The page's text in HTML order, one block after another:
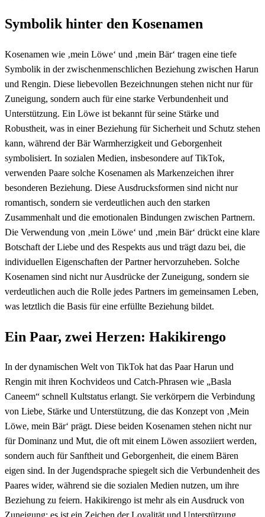
Symbolik hinter den Kosenamen
Kosenamen wie ‚mein Löwe‘ und ‚mein Bär‘ tragen eine tiefe
Symbolik in der zwischenmenschlichen Beziehung zwischen Harun
und Rengin. Diese liebevollen Bezeichnungen stehen nicht nur für
Zuneigung, sondern auch für eine starke Verbundenheit und
Unterstützung. Ein Löwe ist bekannt für seine Stärke und
Robustheit, was in einer Beziehung für Sicherheit und Schutz stehen
kann, während der Bär Warmherzigkeit und Geborgenheit
symbolisiert. In sozialen Medien, insbesondere auf TikTok,
verwenden Paare solche Kosenamen als Markenzeichen ihrer
besonderen Beziehung. Diese Ausdrucksformen sind nicht nur
romantisch, sondern sie verdeutlichen auch den starken
Zusammenhalt und die emotionalen Bindungen zwischen Partnern.
Die Verwendung von ‚mein Löwe‘ und ‚mein Bär‘ drückt eine klare
Botschaft der Liebe und des Respekts aus und trägt dazu bei, die
individuellen Eigenschaften der Partner hervorzuheben. Solche
Kosenamen sind nicht nur Ausdrücke der Zuneigung, sondern sie
verdeutlichen auch die Rolle jedes Partners im gemeinsamen Leben,
was letztlich die Basis für eine erfüllte Beziehung bildet.
Ein Paar, zwei Herzen: Hakikirengo
In der dynamischen Welt von TikTok hat das Paar Harun und
Rengin mit ihren Kochvideos und Catch-Phrasen wie „Basla
Caneem“ schnell Kultstatus erlangt. Sie verkörpern die Verbindung
von Liebe, Stärke und Unterstützung, die das Konzept von ‚Mein
Löwe, mein Bär‘ prägt. Diese beiden Kosenamen stehen nicht nur
für Dominanz und Mut, die oft mit einem Löwen assoziiert werden,
sondern auch für Sanftheit und Geborgenheit, die einem Bären
eigen sind. In der Jugendsprache spiegelt sich die Verbundenheit des
Paares wider, während sie die sozialen Medien nutzen, um ihre
Beziehung zu feiern. Hakikirengo ist mehr als ein Ausdruck von